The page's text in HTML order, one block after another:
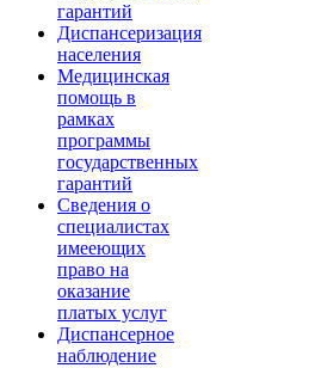
гарантий
Диспансеризация
населения
Медицинская
помощь в
рамках
программы
государственных
гарантий
Сведения о
специалистах
имееющих
право на
оказание
платых услуг
Диспансерное
наблюдение